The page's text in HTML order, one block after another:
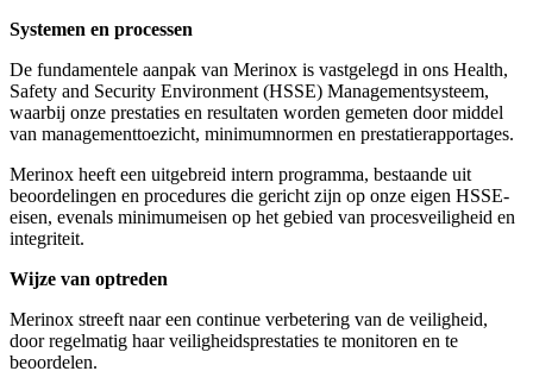
Systemen en processen
De fundamentele aanpak van Merinox is vastgelegd in ons Health,
Safety and Security Environment (HSSE) Managementsysteem,
waarbij onze prestaties en resultaten worden gemeten door middel
van managementtoezicht, minimumnormen en prestatierapportages.
Merinox heeft een uitgebreid intern programma, bestaande uit
beoordelingen en procedures die gericht zijn op onze eigen HSSE-
eisen, evenals minimumeisen op het gebied van procesveiligheid en
integriteit.
Wijze van optreden
Merinox streeft naar een continue verbetering van de veiligheid,
door regelmatig haar veiligheidsprestaties te monitoren en te
beoordelen.